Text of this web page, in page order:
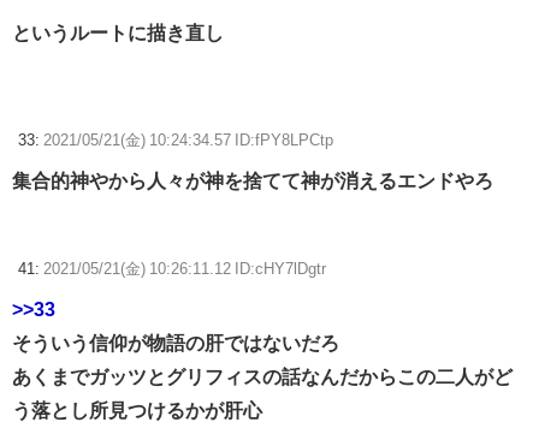
というルートに描き直し
33: 2021/05/21(金) 10:24:34.57 ID:fPY8LPCtp
集合的神やから人々が神を捨てて神が消えるエンドやろ
41: 2021/05/21(金) 10:26:11.12 ID:cHY7lDgtr
>>33
そういう信仰が物語の肝ではないだろ
あくまでガッツとグリフィスの話なんだからこの二人がど
う落とし所見つけるかが肝心